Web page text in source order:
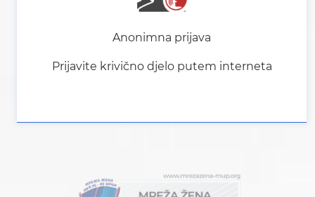
Anonimna prijava
Prijavite krivično djelo putem interneta